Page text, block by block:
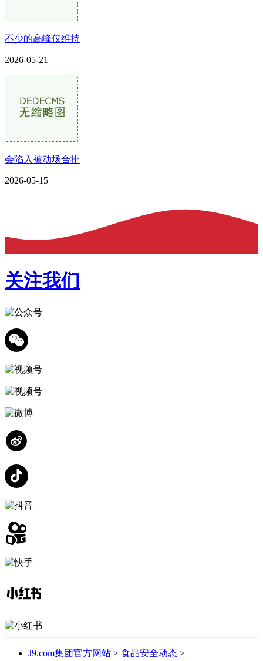
不少的高峰仅维持
2026-05-21
会陷入被动场合排
2026-05-15
关注我们
J9.com集团官方网站 > 食品安全动态 >